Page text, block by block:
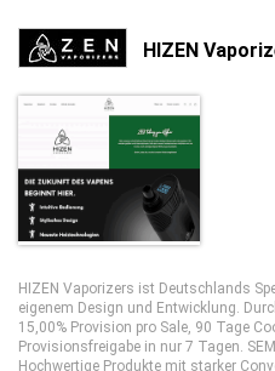
HIZEN
HIZEN Vaporizers ist Deutschlands
eigenem Design und Entwicklung.
15,00% Provision pro Sale, 90 Tage
Provisionsfreigabe in nur 7 Tagen.
Hochwertige Produkte mit starker